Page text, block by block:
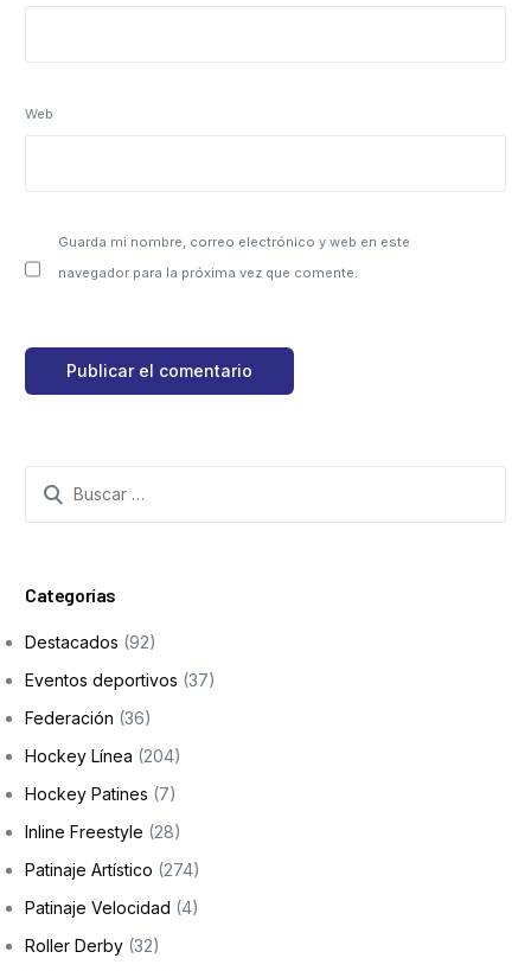
Web
Guarda mi nombre, correo electrónico y web en este
navegador para la próxima vez que comente.
Categorías
Destacados (92)
Eventos deportivos (37)
Federación (36)
Hockey Línea (204)
Hockey Patines (7)
Inline Freestyle (28)
Patinaje Artístico (274)
Patinaje Velocidad (4)
Roller Derby (32)